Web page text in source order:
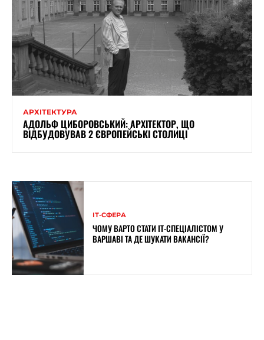
АРХІТЕКТУРА
АДОЛЬФ ЦИБОРОВСЬКИЙ: АРХІТЕКТОР, ЩО
ВІДБУДОВУВАВ 2 ЄВРОПЕЙСЬКІ СТОЛИЦІ
ІТ-СФЕРА
ЧОМУ ВАРТО СТАТИ IT-СПЕЦІАЛІСТОМ У
ВАРШАВІ ТА ДЕ ШУКАТИ ВАКАНСІЇ?